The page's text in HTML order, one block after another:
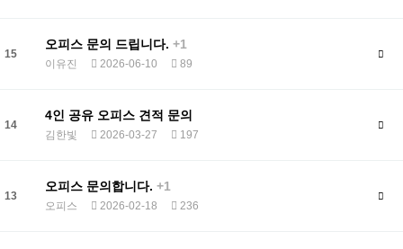
15
오피스 문의 드립니다. +1
이유진 2026-06-10 89
14
4인 공유 오피스 견적 문의
김한빛 2026-03-27 197
13
오피스 문의합니다. +1
오피스 2026-02-18 236